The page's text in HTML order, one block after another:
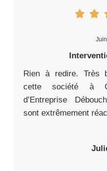
Rien à redire. Très
cette société à
d’Entreprise
sont extrêmement